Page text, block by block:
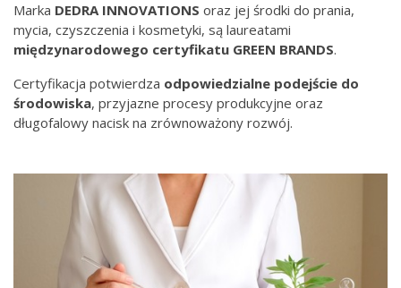
Marka DEDRA INNOVATIONS oraz jej środki do prania,
mycia, czyszczenia i kosmetyki, są laureatami
międzynarodowego certyfikatu GREEN BRANDS.
Certyfikacja potwierdza odpowiedzialne podejście do
środowiska, przyjazne procesy produkcyjne oraz
długofalowy nacisk na zrównoważony rozwój.